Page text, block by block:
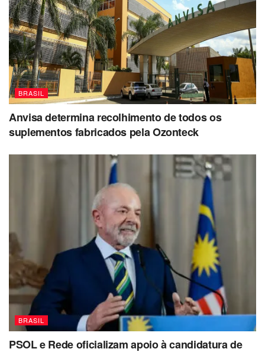
BRASIL
Anvisa determina recolhimento de todos os
suplementos fabricados pela Ozonteck
BRASIL
PSOL e Rede oficializam apoio à candidatura de